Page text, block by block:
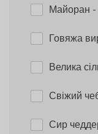
Майоран
Говяжа
Велика
Свіжий
Сир